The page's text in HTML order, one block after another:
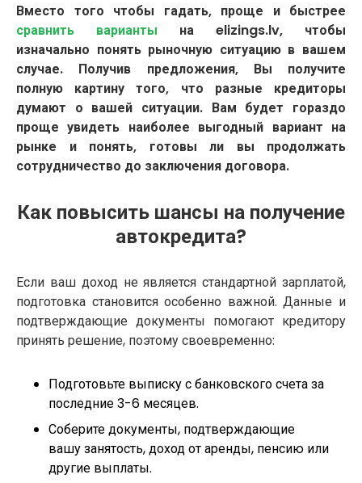
Вместо того чтобы гадать, проще и быстрее
сравнить варианты на elizings.lv, чтобы
изначально понять рыночную ситуацию в вашем
случае. Получив предложения, Вы получите
полную картину того, что разные кредиторы
думают о вашей ситуации. Вам будет гораздо
проще увидеть наиболее выгодный вариант на
рынке и понять, готовы ли вы продолжать
сотрудничество до заключения договора.
Как повысить шансы на получение
автокредита?
Если ваш доход не является стандартной зарплатой,
подготовка становится особенно важной. Данные и
подтверждающие документы помогают кредитору
принять решение, поэтому своевременно:
Подготовьте выписку с банковского счета за
последние 3-6 месяцев.
Соберите документы, подтверждающие
вашу занятость, доход от аренды, пенсию или
другие выплаты.